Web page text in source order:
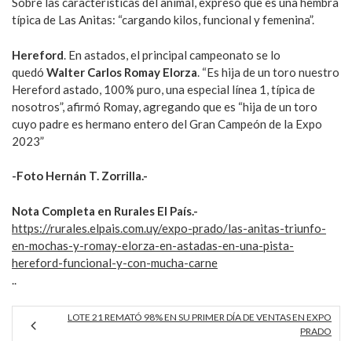
típica de Las Anitas: “cargando kilos, funcional y femenina”.
Hereford. En astados, el principal campeonato se lo
quedó Walter Carlos Romay Elorza. “Es hija de un toro nuestro
Hereford astado, 100% puro, una especial línea 1, típica de
nosotros”, afirmó Romay, agregando que es “hija de un toro
cuyo padre es hermano entero del Gran Campeón de la Expo
2023”
-Foto Hernán T. Zorrilla.-
Nota Completa en Rurales El País.-
https://rurales.elpais.com.uy/expo-prado/las-anitas-triunfo-
en-mochas-y-romay-elorza-en-astadas-en-una-pista-
hereford-funcional-y-con-mucha-carne
..
LOTE 21 REMATÓ 98% EN SU PRIMER DÍA DE VENTAS EN EXPO
PRADO